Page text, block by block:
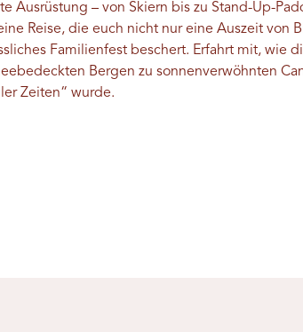
Ausrüstung – von Skiern bis zu Stand-Up-
Reise, die euch nicht nur eine Auszeit von
Familienfest beschert. Erfahrt mit, wie
Bergen zu sonnenverwöhnten
Zeiten“ wurde.